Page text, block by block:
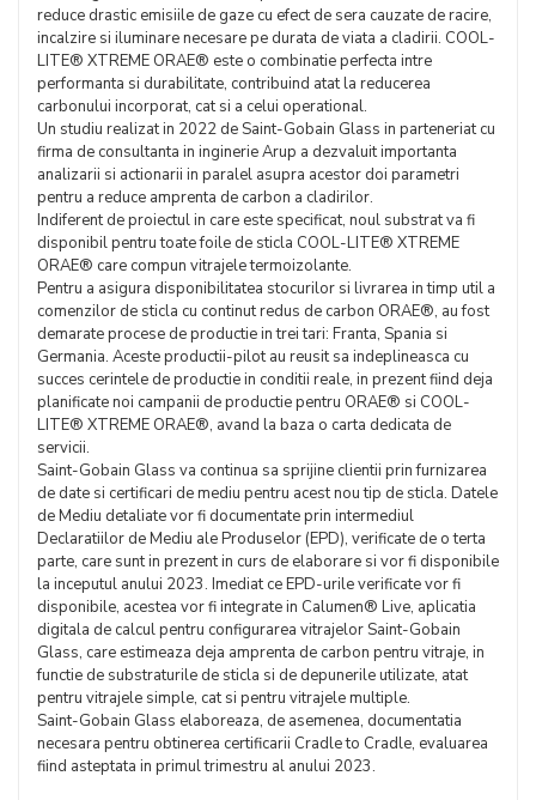
reduce drastic emisiile de gaze cu efect de sera cauzate de racire,
incalzire si iluminare necesare pe durata de viata a cladirii. COOL-
LITE® XTREME ORAE® este o combinatie perfecta intre
performanta si durabilitate, contribuind atat la reducerea
carbonului incorporat, cat si a celui operational.
Un studiu realizat in 2022 de Saint-Gobain Glass in parteneriat cu
firma de consultanta in inginerie Arup a dezvaluit importanta
analizarii si actionarii in paralel asupra acestor doi parametri
pentru a reduce amprenta de carbon a cladirilor.
Indiferent de proiectul in care este specificat, noul substrat va fi
disponibil pentru toate foile de sticla COOL-LITE® XTREME
ORAE® care compun vitrajele termoizolante.
Pentru a asigura disponibilitatea stocurilor si livrarea in timp util a
comenzilor de sticla cu continut redus de carbon ORAE®, au fost
demarate procese de productie in trei tari: Franta, Spania si
Germania. Aceste productii-pilot au reusit sa indeplineasca cu
succes cerintele de productie in conditii reale, in prezent fiind deja
planificate noi campanii de productie pentru ORAE® si COOL-
LITE® XTREME ORAE®, avand la baza o carta dedicata de
servicii.
Saint-Gobain Glass va continua sa sprijine clientii prin furnizarea
de date si certificari de mediu pentru acest nou tip de sticla. Datele
de Mediu detaliate vor fi documentate prin intermediul
Declaratiilor de Mediu ale Produselor (EPD), verificate de o terta
parte, care sunt in prezent in curs de elaborare si vor fi disponibile
la inceputul anului 2023. Imediat ce EPD-urile verificate vor fi
disponibile, acestea vor fi integrate in Calumen® Live, aplicatia
digitala de calcul pentru configurarea vitrajelor Saint-Gobain
Glass, care estimeaza deja amprenta de carbon pentru vitraje, in
functie de substraturile de sticla si de depunerile utilizate, atat
pentru vitrajele simple, cat si pentru vitrajele multiple.
Saint-Gobain Glass elaboreaza, de asemenea, documentatia
necesara pentru obtinerea certificarii Cradle to Cradle, evaluarea
fiind asteptata in primul trimestru al anului 2023.